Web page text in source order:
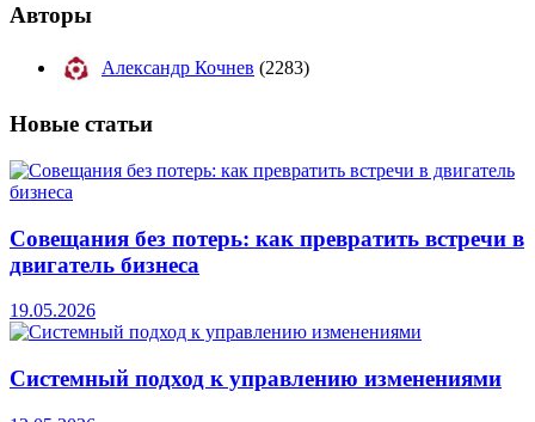
Авторы
Александр Кочнев (2283)
Новые статьи
Совещания без потерь: как превратить встречи в
двигатель бизнеса
19.05.2026
Системный подход к управлению изменениями